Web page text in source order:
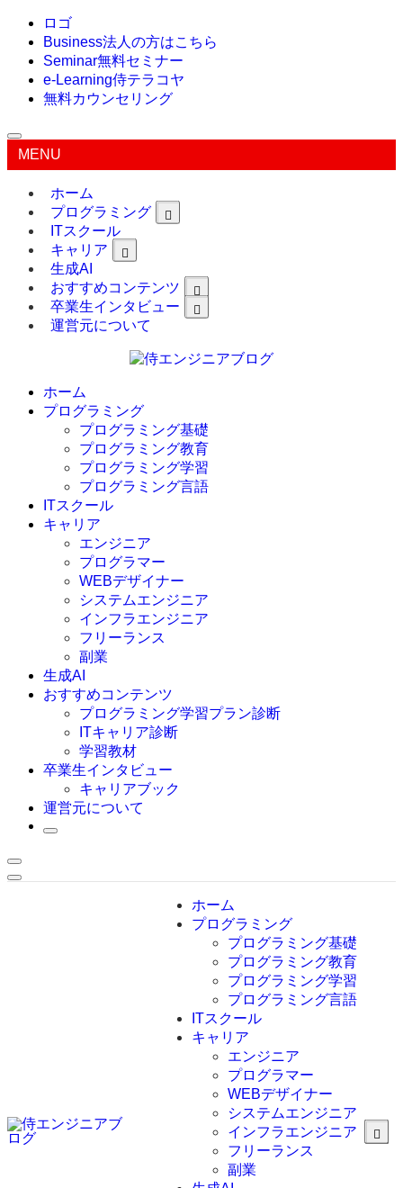
ロゴ
Business法人の方はこちら
Seminar無料セミナー
e-Learning侍テラコヤ
無料カウンセリング
MENU
ホーム
プログラミング
ITスクール
キャリア
生成AI
おすすめコンテンツ
卒業生インタビュー
運営元について
ホーム
プログラミング
プログラミング基礎
プログラミング教育
プログラミング学習
プログラミング言語
C言語
C#
VBA
Go言語
Kotlin
Java
JavaScript
Swift
Ruby
その他言語
ITスクール
キャリア
エンジニア
プログラマー
WEBデザイナー
システムエンジニア
インフラエンジニア
フリーランス
副業
生成AI
おすすめコンテンツ
プログラミング学習プラン診断
ITキャリア診断
学習教材
卒業生インタビュー
キャリアブック
運営元について
ホーム
プログラミング
プログラミング基礎
プログラミング教育
プログラミング学習
プログラミング言語
C言語
C#
VBA
Go言語
Kotlin
Java
JavaScript
ITスクール
キャリア
エンジニア
プログラマー
WEBデザイナー
システムエンジニア
インフラエンジニア
フリーランス
副業